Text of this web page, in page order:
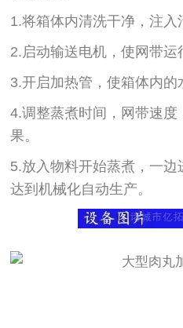
1.将箱体内清洗干净，注入
2.启动输送电机，使网带运
3.开启加热管，使箱体内的
4.调整蒸煮时间，网带速
果。
5.放入物料开始蒸煮，一边
达到机械化自动生产。